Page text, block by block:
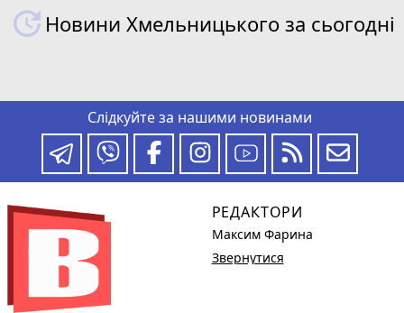
Новини Хмельницького за сьогодні
Слідкуйте за нашими новинами
РЕДАКТОРИ
Максим Фарина
Звернутися